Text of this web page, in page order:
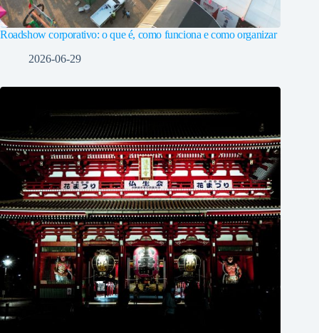
Roadshow corporativo: o que é, como funciona e como organizar
2026-06-29